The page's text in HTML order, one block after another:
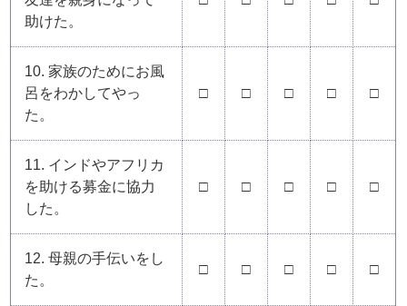
助けた。
10. 家族のためにお風
呂をわかしてやっ
た。
□ □ □ □ □
11. インドやアフリカ
を助ける募金に協力
した。
□ □ □ □ □
12. 母親の手伝いをし
た。
□ □ □ □ □